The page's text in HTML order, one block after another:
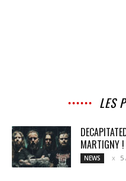
LES
MARTIGNY !
NEWS 5